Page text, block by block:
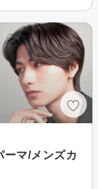
マ/メンズカ